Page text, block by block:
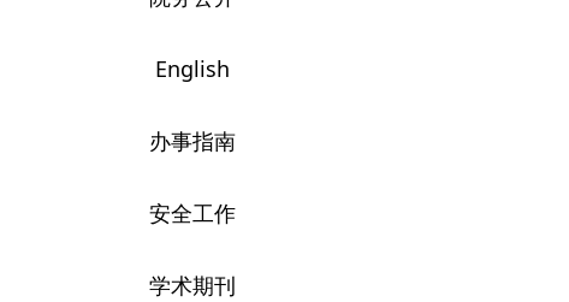
English
办事指南
安全工作
学术期刊